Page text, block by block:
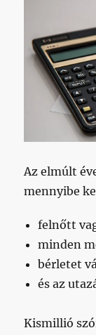
Az elmúlt
mennyibe
felnőtt
minden
bérletet
és az
Kismillió